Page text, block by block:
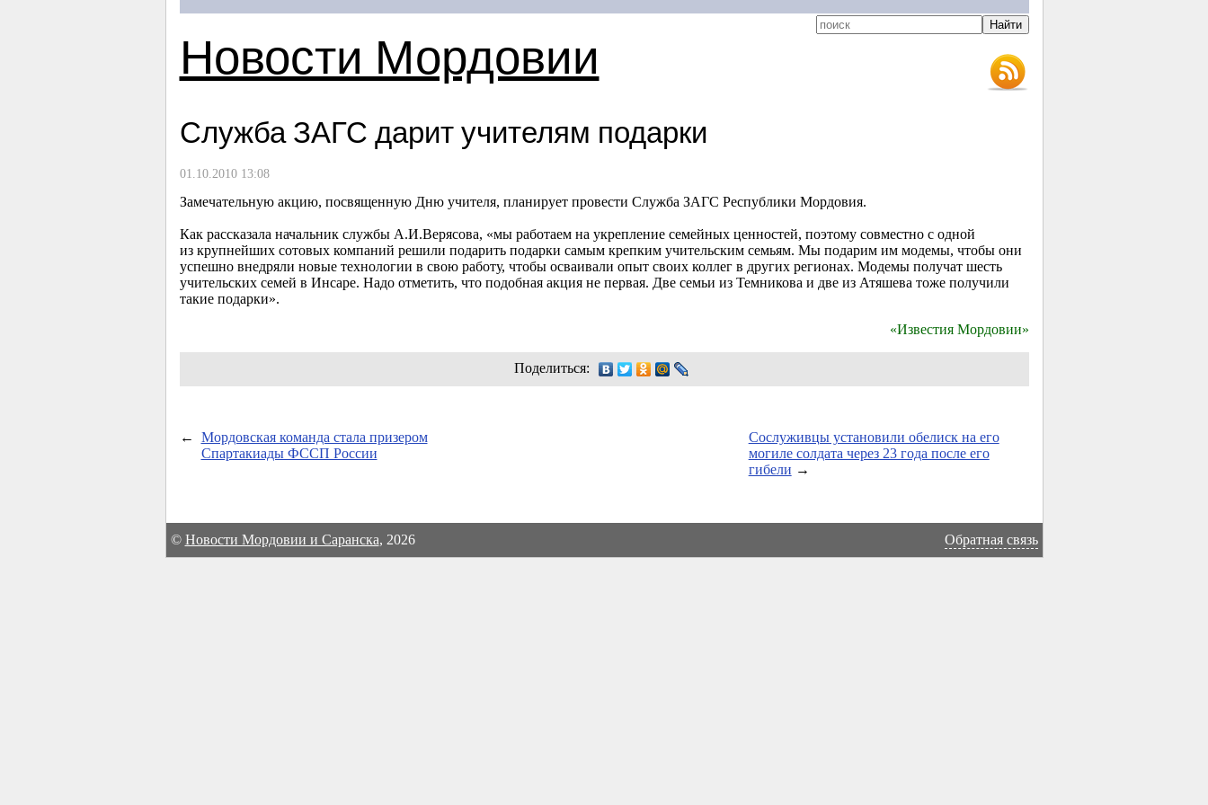
Новости Мордовии
Служба ЗАГС дарит учителям подарки
01.10.2010 13:08
Замечательную акцию, посвященную Дню учителя, планирует провести Служба ЗАГС Республики Мордовия.
Как рассказала начальник службы А.И.Верясова, «мы работаем на укрепление семейных ценностей, поэтому совместно с одной
из крупнейших сотовых компаний решили подарить подарки самым крепким учительским семьям. Мы подарим им модемы, чтобы они
успешно внедряли новые технологии в свою работу, чтобы осваивали опыт своих коллег в других регионах. Модемы получат шесть
учительских семей в Инсаре. Надо отметить, что подобная акция не первая. Две семьи из Темникова и две из Атяшева тоже получили
такие подарки».
«Известия Мордовии»
Поделиться:
←
Мордовская команда стала призером
Спартакиады ФССП России
Сослуживцы установили обелиск на его
могиле солдата через 23 года после его
гибели →
© Новости Мордовии и Саранска, 2026 Обратная связь